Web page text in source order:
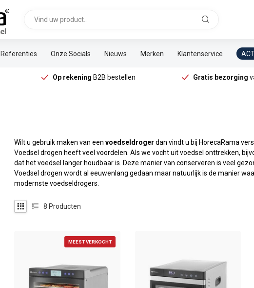
Referenties Onze Socials Nieuws Merken Klantenservice
Op rekening B2B bestellen Gratis bezorging
Wilt u gebruik maken van een voedseldroger dan vindt u bij HorecaRama
Voedsel drogen heeft veel voordelen. Als we vocht uit voedsel onttrekken,
dat het voedsel langer houdbaar is. Deze manier van conserveren is veel
Voedsel drogen wordt al eeuwenlang gedaan maar natuurlijk is de manier
modernste voedseldrogers.
8 Producten
MEEST VERKOCHT